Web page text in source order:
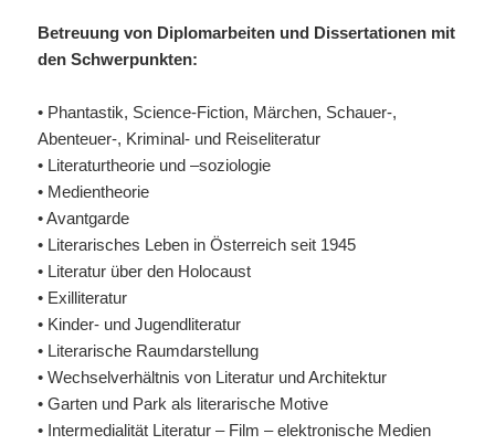
Betreuung von Diplomarbeiten und Dissertationen mit
den Schwerpunkten:
• Phantastik, Science-Fiction, Märchen, Schauer-,
Abenteuer-, Kriminal- und Reiseliteratur
• Literaturtheorie und –soziologie
• Medientheorie
• Avantgarde
• Literarisches Leben in Österreich seit 1945
• Literatur über den Holocaust
• Exilliteratur
• Kinder- und Jugendliteratur
• Literarische Raumdarstellung
• Wechselverhältnis von Literatur und Architektur
• Garten und Park als literarische Motive
• Intermedialität Literatur – Film – elektronische Medien